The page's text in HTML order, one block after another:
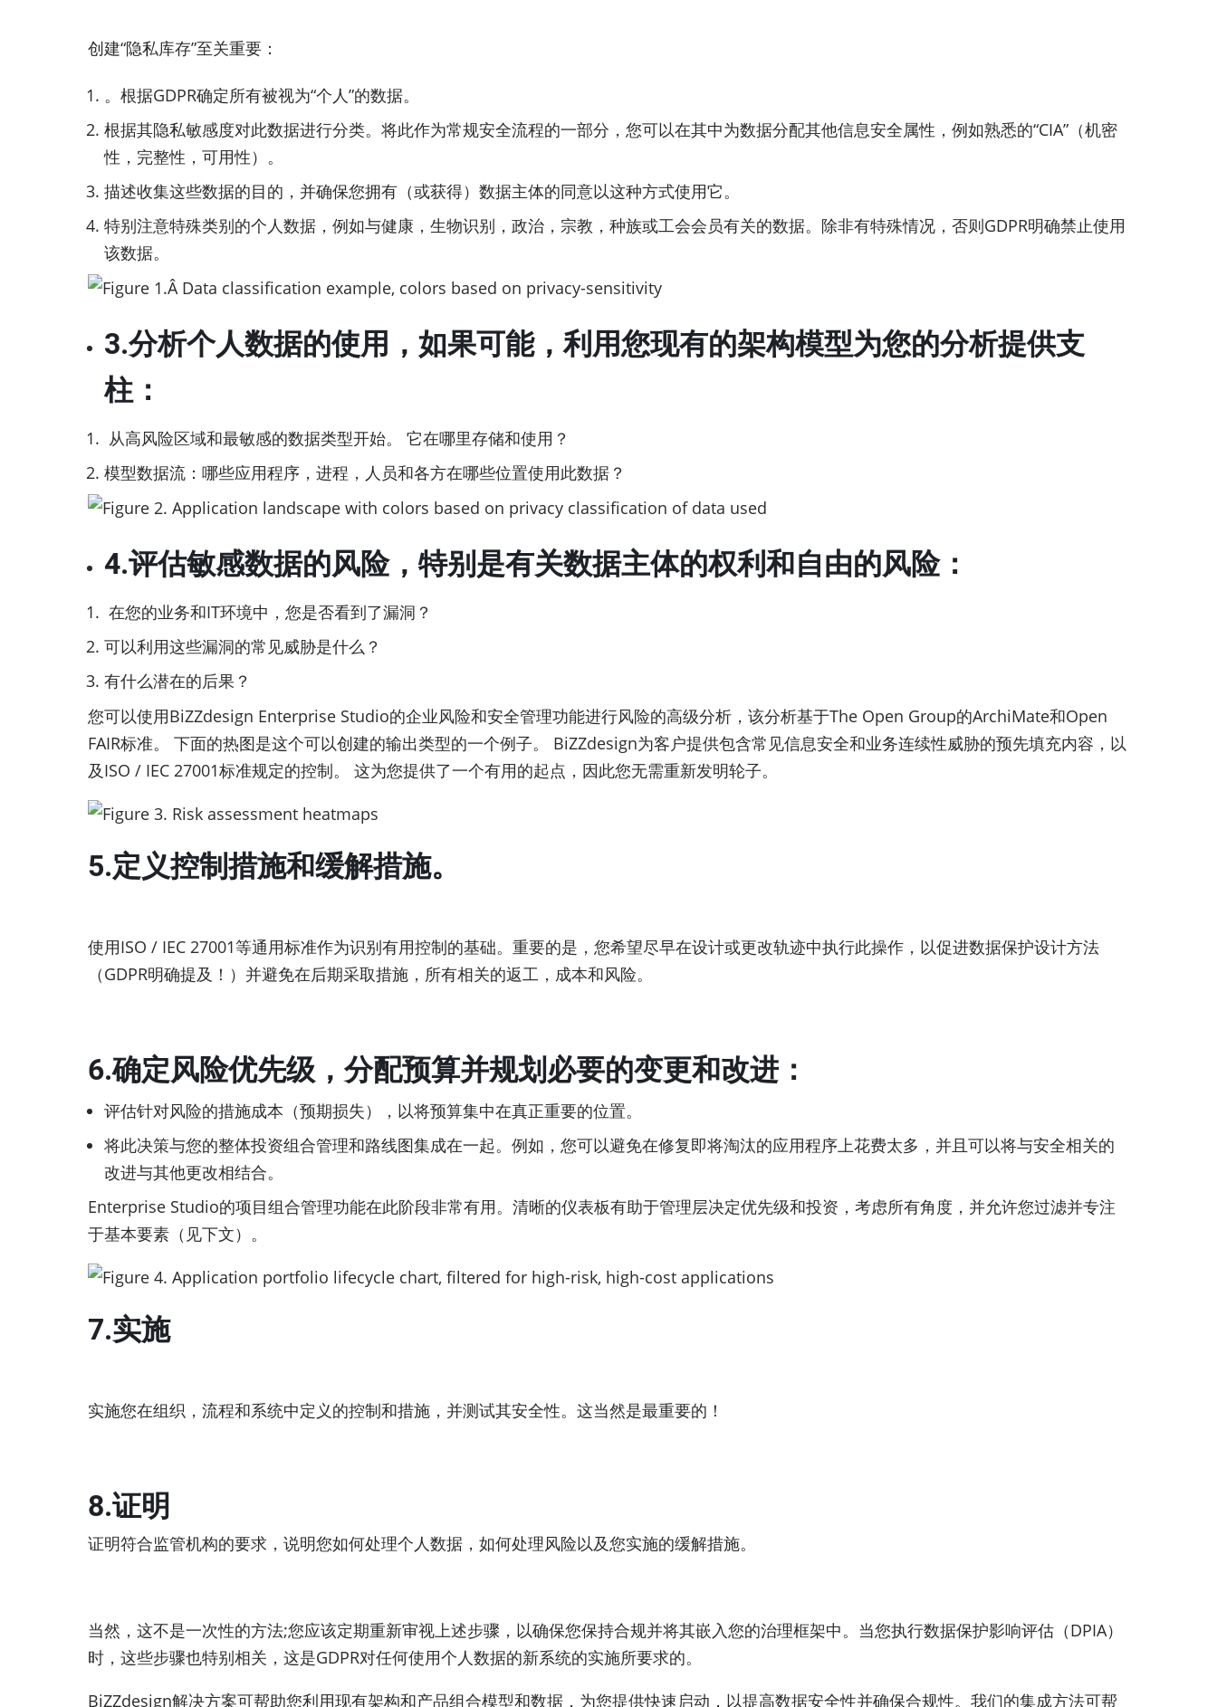
创建“隐私库存”至关重要：
。根据GDPR确定所有被视为“个人”的数据。
根据其隐私敏感度对此数据进行分类。将此作为常规安全流程的一部分，您可以在其中为数据分配其他信息安全属性，例如熟悉的“CIA”（机密
性，完整性，可用性）。
描述收集这些数据的目的，并确保您拥有（或获得）数据主体的同意以这种方式使用它。
特别注意特殊类别的个人数据，例如与健康，生物识别，政治，宗教，种族或工会会员有关的数据。除非有特殊情况，否则GDPR明确禁止使用
该数据。
3.分析个人数据的使用，如果可能，利用您现有的架构模型为您的分析提供支
柱：
从高风险区域和最敏感的数据类型开始。 它在哪里存储和使用？
模型数据流：哪些应用程序，进程，人员和各方在哪些位置使用此数据？
4.评估敏感数据的风险，特别是有关数据主体的权利和自由的风险：
在您的业务和IT环境中，您是否看到了漏洞？
可以利用这些漏洞的常见威胁是什么？
有什么潜在的后果？
您可以使用BiZZdesign Enterprise Studio的企业风险和安全管理功能进行风险的高级分析，该分析基于The Open Group的ArchiMate和Open
FAIR标准。 下面的热图是这个可以创建的输出类型的一个例子。 BiZZdesign为客户提供包含常见信息安全和业务连续性威胁的预先填充内容，以
及ISO / IEC 27001标准规定的控制。 这为您提供了一个有用的起点，因此您无需重新发明轮子。
5.定义控制措施和缓解措施。
使用ISO / IEC 27001等通用标准作为识别有用控制的基础。重要的是，您希望尽早在设计或更改轨迹中执行此操作，以促进数据保护设计方法
（GDPR明确提及！）并避免在后期采取措施，所有相关的返工，成本和风险。
6.确定风险优先级，分配预算并规划必要的变更和改进：
评估针对风险的措施成本（预期损失），以将预算集中在真正重要的位置。
将此决策与您的整体投资组合管理和路线图集成在一起。例如，您可以避免在修复即将淘汰的应用程序上花费太多，并且可以将与安全相关的
改进与其他更改相结合。
Enterprise Studio的项目组合管理功能在此阶段非常有用。清晰的仪表板有助于管理层决定优先级和投资，考虑所有角度，并允许您过滤并专注
于基本要素（见下文）。
7.实施
实施您在组织，流程和系统中定义的控制和措施，并测试其安全性。这当然是最重要的！
8.证明
证明符合监管机构的要求，说明您如何处理个人数据，如何处理风险以及您实施的缓解措施。
当然，这不是一次性的方法;您应该定期重新审视上述步骤，以确保您保持合规并将其嵌入您的治理框架中。当您执行数据保护影响评估（DPIA）
时，这些步骤也特别相关，这是GDPR对任何使用个人数据的新系统的实施所要求的。
BiZZdesign解决方案可帮助您利用现有架构和产品组合模型和数据，为您提供快速启动，以提高数据安全性并确保合规性。我们的集成方法可帮